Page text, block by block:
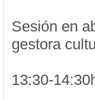
Sesión en
gestora
13:30-